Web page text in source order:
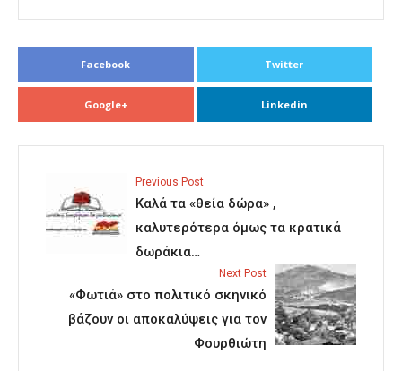
Facebook Twitter
Google+ Linkedin
Previous Post
Καλά τα «θεία δώρα» ,
καλυτερότερα όμως τα κρατικά
δωράκια…
Next Post
«Φωτιά» στο πολιτικό σκηνικό
βάζουν οι αποκαλύψεις για τον
Φουρθιώτη